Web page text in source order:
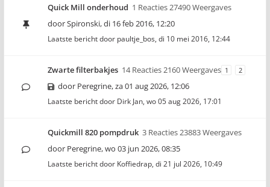
Quick Mill onderhoud 1 Reacties 27490 Weergaves
doorSpironski,di 16 feb 2016, 12:20
Laatste bericht door paultje_bos, di 10 mei 2016, 12:44
Zwarte filterbakjes 14 Reacties 2160 Weergaves 1 2
door Peregrine,za 01 aug 2026, 12:06
Laatste bericht door Dirk Jan, wo 05 aug 2026, 17:01
Quickmill 820 pompdruk 3 Reacties 23883 Weergaves
door Peregrine,wo 03 jun 2026, 08:35
Laatste bericht door Koffiedrap, di 21 jul 2026, 10:49